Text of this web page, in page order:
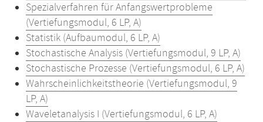
Spezialverfahren für Anfangswertprobleme
(Vertiefungsmodul, 6 LP, A)
Statistik (Aufbaumodul, 6 LP, A)
Stochastische Analysis (Vertiefungsmodul, 9 LP, A)
Stochastische Prozesse (Vertiefungsmodul, 6 LP, A)
Wahrscheinlichkeitstheorie (Vertiefungsmodul, 9
LP, A)
Waveletanalysis I (Vertiefungsmodul, 6 LP, A)